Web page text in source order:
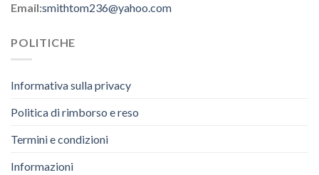
Email:smithtom236@yahoo.com
POLITICHE
Informativa sulla privacy
Politica di rimborso e reso
Termini e condizioni
Informazioni